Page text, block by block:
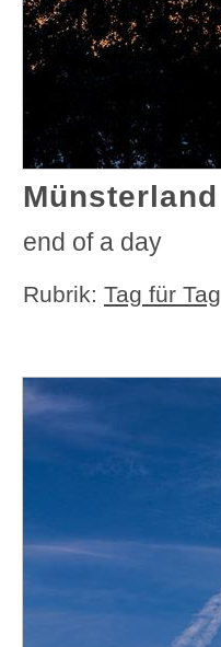
Münsterland
end of a day
Rubrik: Tag für Tag